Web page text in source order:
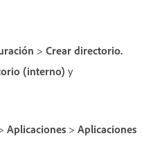
> Crear directorio.
(interno) y
Aplicaciones > Aplicaciones